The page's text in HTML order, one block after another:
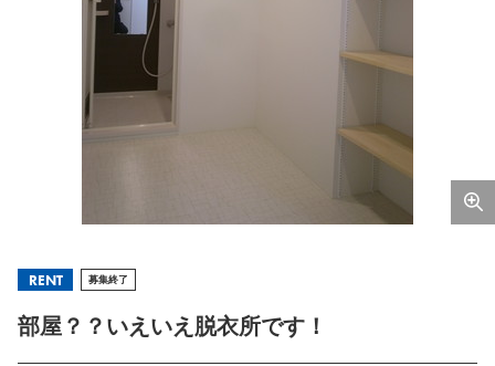
RENT 募集終了
部屋？？いえいえ脱衣所です！